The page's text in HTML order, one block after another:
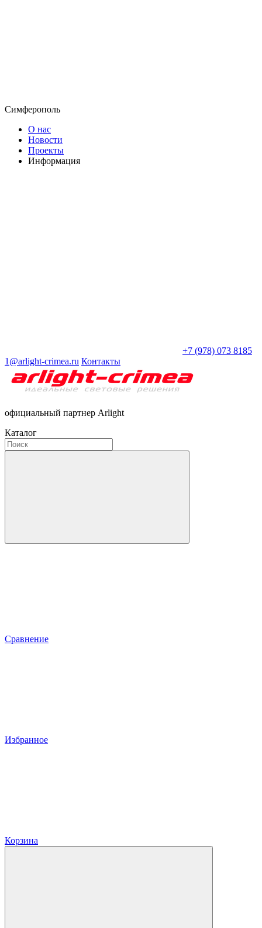
Симферополь
О нас
Новости
Проекты
Информация
+7 (978) 073 8185
1@arlight-crimea.ru Контакты
официальный партнер Arlight
Каталог
Сравнение
Избранное
Корзина